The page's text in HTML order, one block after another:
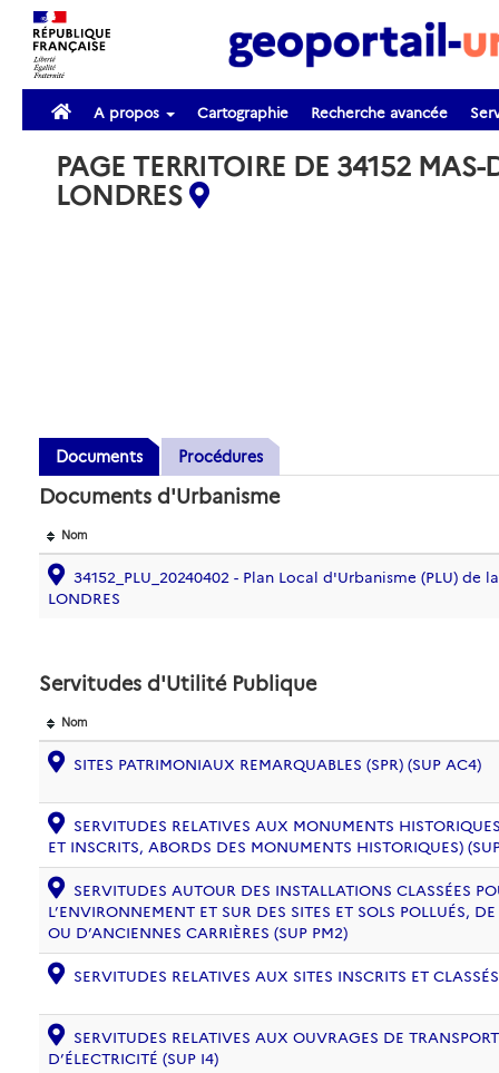
A propos Cartographie Recherche avancée
PAGE TERRITOIRE DE 34152 MAS-
LONDRES
Documents Procédures
Documents d'Urbanisme
Nom
34152_PLU_20240402 - Plan Local d'Urbanisme (PLU) de
LONDRES
Servitudes d'Utilité Publique
Nom
SITES PATRIMONIAUX REMARQUABLES (SPR) (SUP AC4)
SERVITUDES RELATIVES AUX MONUMENTS
ET INSCRITS, ABORDS DES MONUMENTS HISTORIQUES)
SERVITUDES AUTOUR DES INSTALLATIONS CLASSÉES
L’ENVIRONNEMENT ET SUR DES SITES ET SOLS POLLUÉS,
OU D’ANCIENNES CARRIÈRES (SUP PM2)
SERVITUDES RELATIVES AUX SITES INSCRITS ET
SERVITUDES RELATIVES AUX OUVRAGES DE
D’ÉLECTRICITÉ (SUP I4)